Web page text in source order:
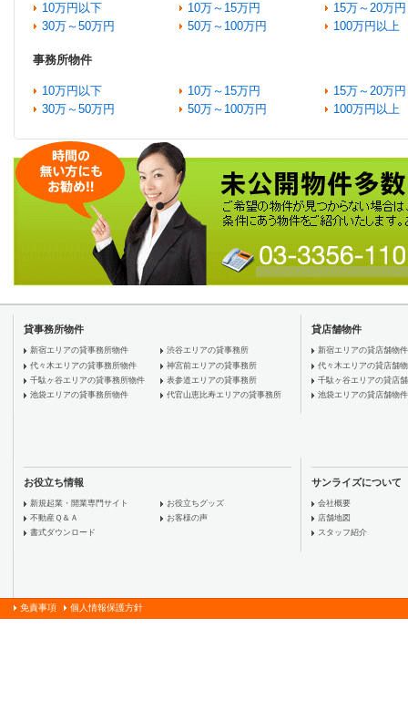
10万円以下 10万～15万円
15万～20万円
30万～50万円
50万～100万円 100万円以上
事務所物件
10万円以下 10万～15万円
15万～20万円
30万～50万円
50万～100万円 100万円以上
貸事務所物件
新宿エリアの貸事務所物件
代々木エリアの貸事務所物件
千駄ヶ谷エリアの貸事務所物件
池袋エリアの貸事務所物件
渋谷エリアの貸事務所
神宮前エリアの貸事務所
表参道エリアの貸事務所
代官山恵比寿エリアの貸事務所
貸店舗物件
新宿エリアの貸店舗物件
代々木エリアの貸店舗
千駄ヶ谷エリアの貸店
池袋エリアの貸店舗物件
お役立ち情報
新規起業・開業専門サイト
不動産Ｑ＆Ａ
書式ダウンロード
お役立ちグッズ
お客様の声
サンライズについて
会社概要
店舗地図
スタッフ紹介
免責事項 個人情報保護方針